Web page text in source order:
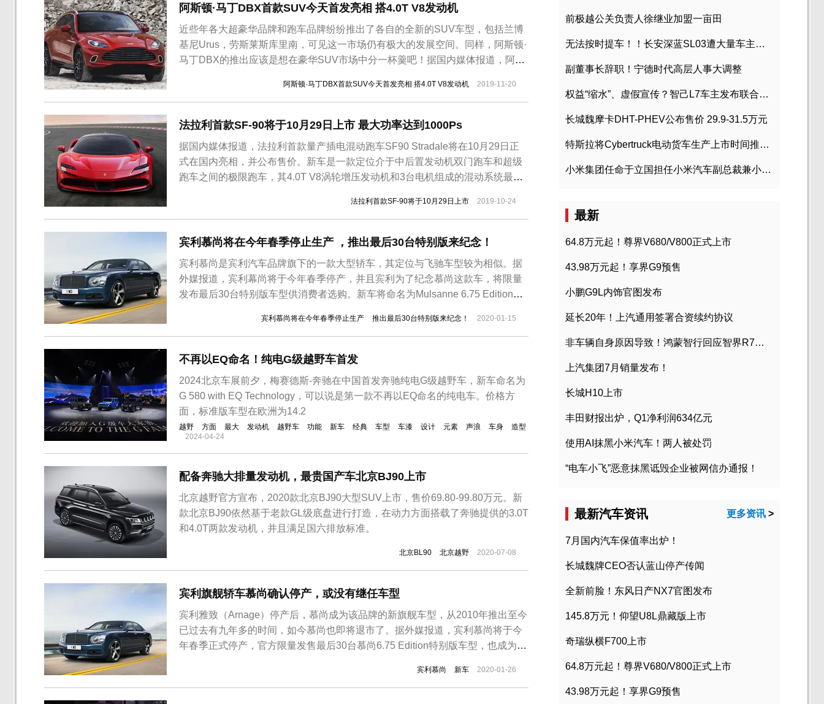
阿斯顿·马丁DBX首款SUV今天首发亮相 搭4.0T V8发动机
近些年各大超豪华品牌和跑车品牌纷纷推出了各自的全新的SUV车型，包括兰博
基尼Urus，劳斯莱斯库里南，可见这一市场仍有极大的发展空间。同样，阿斯顿·
马丁DBX的推出应该是想在豪华SUV市场中分一杯羹吧！据国内媒体报道，阿斯
机，最大动力输出550马力，峰值扭矩达到700牛米。阿斯顿·马丁DBX的前脸沿
用了经典的家族式语言设...
阿斯顿·马丁DBX首款SUV今天首发亮相 搭4.0T V8发动机 2019-11-20
法拉利首款SF-90将于10月29日上市 最大功率达到1000Ps
据国内媒体报道，法拉利首款量产插电混动跑车SF90 Stradale将在10月29日正
式在国内亮相，并公布售价。新车是一款定位介于中后置发动机双门跑车和超级
跑车之间的极限跑车，其4.0T V8涡轮增压发动机和3台电机组成的混动系统最大
由弗拉维奥·曼佐尼和法拉利设计中心的设计师团队打造。比前悬...
法拉利首款SF-90将于10月29日上市 2019-10-24
宾利慕尚将在今年春季停止生产 ，推出最后30台特别版来纪念！
宾利慕尚是宾利汽车品牌旗下的一款大型轿车，其定位与飞驰车型较为相似。据
外媒报道，宾利幕尚将于今年春季停产，并且宾利为了纪念慕尚这款车，将限量
发布最后30台特别版车型供消费者选购。新车将命名为Mulsanne 6.75 Edition，
产后，未来飞驰将顶替慕尚在宾利的位置。此次限量发售的6.75版是在慕尚
Speed的基础上进行升级...
宾利慕尚将在今年春季停止生产 推出最后30台特别版来纪念！ 2020-01-15
不再以EQ命名！纯电G级越野车首发
2024北京车展前夕，梅赛德斯-奔驰在中国首发奔驰纯电G级越野车，新车命名为
G 580 with EQ Technology，可以说是第一款不再以EQ命名的纯电车。价格方
面，标准版车型在欧洲为14.2
越野 方面 最大 发动机 越野车 功能 新车 经典 车型 车漆 设计 元素 声浪 车身
造型
2024-04-24
配备奔驰大排量发动机，最贵国产车北京BJ90上市
北京越野官方宣布，2020款北京BJ90大型SUV上市，售价69.80-99.80万元。新
款北京BJ90依然基于老款GL级底盘进行打造，在动力方面搭载了奔驰提供的3.0T
和4.0T两款发动机，并且满足国六排放标准。
北京BL90 北京越野 2020-07-08
宾利旗舰轿车慕尚确认停产，或没有继任车型
宾利雅致（Arnage）停产后，慕尚成为该品牌的新旗舰车型，从2010年推出至今
已过去有九年多的时间，如今慕尚也即将退市了。据外媒报道，宾利慕尚将于今
年春季正式停产，官方限量发售最后30台慕尚6.75 Edition特别版车型，也成为该
阶段宾利轿车系列的旗舰车型。同时，宾利发布了慕尚6.75 Edition特别版官图，
新车基于慕...
宾利慕尚 新车 2020-01-26
前极越公关负责人徐继业加盟一亩田
无法按时提车！！长安深蓝SL03遭大量车主投诉
副董事长辞职！宁德时代高层人事大调整
权益“缩水”、虚假宣传？智己L7车主发布联合维权声明
长城魏摩卡DHT-PHEV公布售价 29.9-31.5万元
特斯拉将Cybertruck电动货车生产上市时间推迟到2023年初
小米集团任命于立国担任小米汽车副总裁兼小米汽车北京总部政委
最新
64.8万元起！尊界V680/V800正式上市
43.98万元起！享界G9预售
小鹏G9L内饰官图发布
延长20年！上汽通用签署合资续约协议
非车辆自身原因导致！鸿蒙智行回应智界R7起火事故
上汽集团7月销量发布！
长城H10上市
丰田财报出炉，Q1净利润634亿元
使用AI抹黑小米汽车！两人被处罚
“电车小飞”恶意抹黑诋毁企业被网信办通报！
最新汽车资讯 更多资讯 >
7月国内汽车保值率出炉！
长城魏牌CEO否认蓝山停产传闻
全新前脸！东风日产NX7官图发布
145.8万元！仰望U8L鼎藏版上市
奇瑞纵横F700上市
64.8万元起！尊界V680/V800正式上市
43.98万元起！享界G9预售